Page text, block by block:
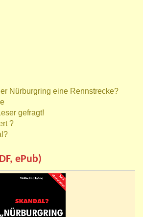
Nürburgring eine Rennstrecke?
gefragt!
?
ePub)